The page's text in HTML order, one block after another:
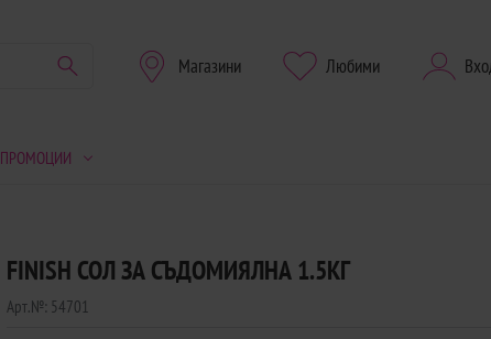
Магазини Любими
ПРОМОЦИИ
FINISH СОЛ ЗА СЪДОМИЯЛНА 1.5КГ
Арт.№: 54701